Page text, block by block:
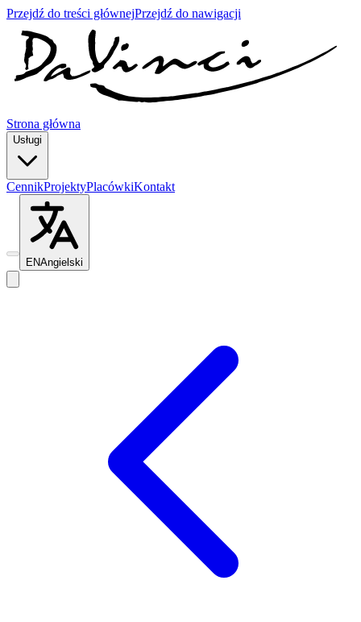
Przejdź do treści głównejPrzejdź do nawigacji
Strona główna
Usługi
CennikProjektyPlacówkiKontakt
ENAngielski